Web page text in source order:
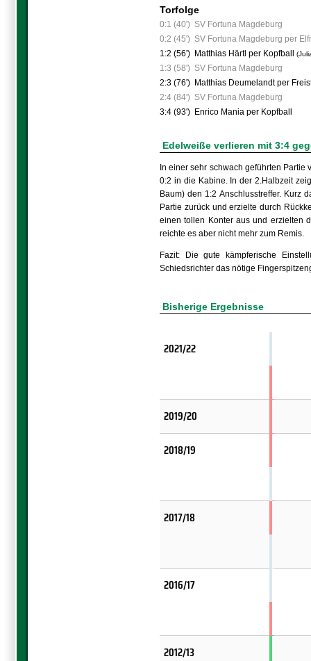
Torfolge
0:1 (40') SV Fortuna Magdeburg
0:2 (45') SV Fortuna Magdeburg per
1:2 (56') Matthias Härtl per Kopfball
1:3 (58') SV Fortuna Magdeburg
2:3 (76') Matthias Deumelandt per
2:4 (84') SV Fortuna Magdeburg
3:4 (93') Enrico Mania per Kopfball
Edelweiße verlieren mit 3:4
In einer sehr schwach geführten
0:2 in die Kabine. In der 2.Halbzeit
Baum) den 1:2 Anschlusstreffer. Kurz
Partie zurück und erzielte durch Rückk
einen tollen Konter aus und erzielten
reichte es aber nicht mehr zum Remis.
Fazit: Die gute kämpferische
Schiedsrichter das nötige
Bisherige Ergebnisse
2021/22
2019/20
2018/19
2017/18
2016/17
2012/13